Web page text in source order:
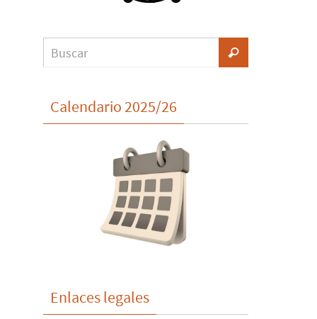
Calendario 2025/26
Enlaces legales